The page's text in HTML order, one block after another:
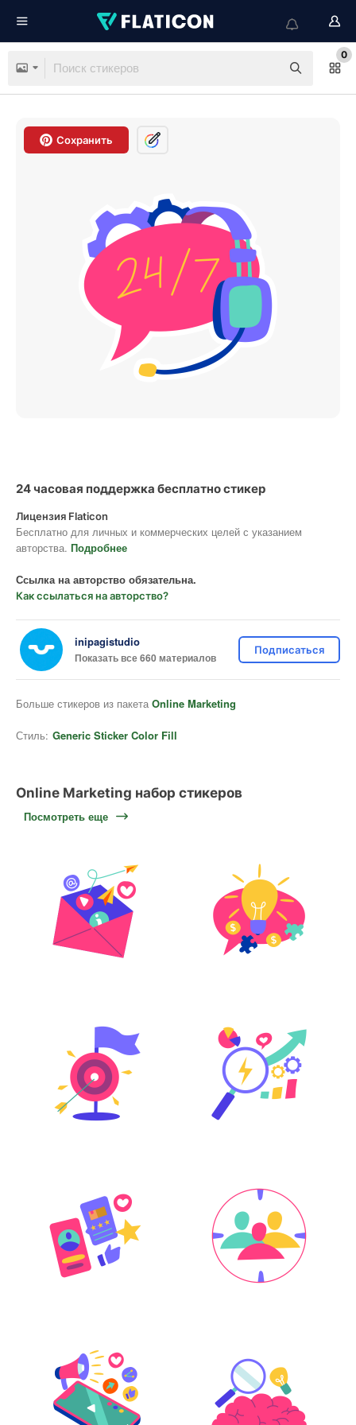
0
Сохранить
24 часовая поддержка бесплатно стикер
Лицензия Flaticon
Бесплатно для личных и коммерческих целей с указанием
авторства. Подробнее
Ссылка на авторство обязательна.
Как ссылаться на авторство?
inipagistudio
Показать все 660 материалов
Подписаться
Больше стикеров из пакета Online Marketing
Стиль: Generic Sticker Color Fill
Online Marketing набор стикеров
Посмотреть еще